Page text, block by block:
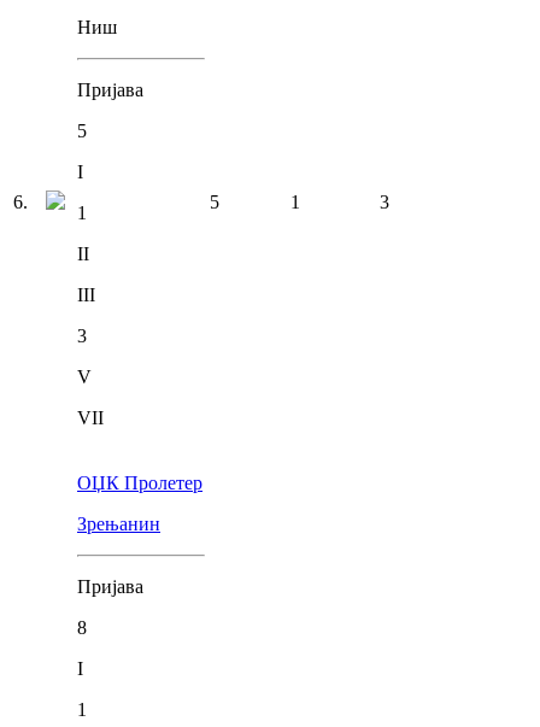
6.
Ниш
Пријава
5
I
1
II
III
3
V
VII
5 1 3
ОЏК Пролетер
Зрењанин
Пријава
8
I
1